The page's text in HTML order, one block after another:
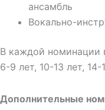
ансамбль
Вокально-
В каждой номинации
6-9 лет, 10-13 лет,
Дополнительные